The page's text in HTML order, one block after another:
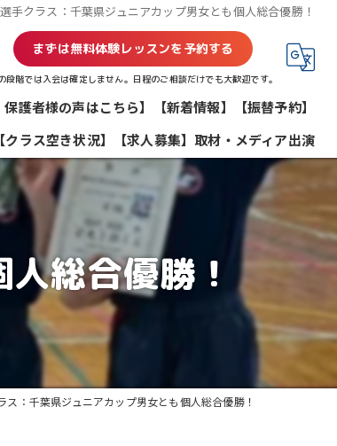
選手クラス：千葉県ジュニアカップ男女とも個人総合優勝！
まずは無料体験レッスンを予約する
段階では入会は確定しません。日程のご相談だけでも大歓迎です。
保護者様の声はこちら】 【新着情報】
【振替予約】
【クラス空き状況】
【求人募集】取材・メディア出演
総合優勝！
ス：千葉県ジュニアカップ男女とも個人総合優勝！